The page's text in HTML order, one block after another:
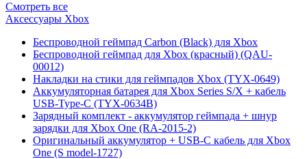
Смотреть все
Аксессуары Xbox
Беспроводной геймпад Carbon (Black) для Xbox
Беспроводной геймпад для Xbox (красный) (QAU-
00012)
Накладки на стики для геймпадов Xbox (TYX-0649)
Аккумуляторная батарея для Xbox Series S/X + кабель
USB-Type-C (TYX-0634B)
Зарядный комплект - аккумулятор геймпада + шнур
зарядки для Xbox One (RA-2015-2)
Оригинальный аккумулятор + USB-C кабель для Xbox
One (S model-1727)